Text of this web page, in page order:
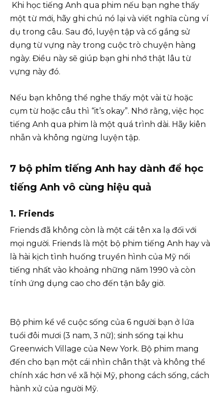
Khi học tiếng Anh qua phim nếu bạn nghe thấy
một từ mới, hãy ghi chú nó lại và viết nghĩa cùng ví
dụ trong câu. Sau đó, luyện tập và cố gắng sử
dụng từ vựng này trong cuộc trò chuyện hàng
ngày. Điều này sẽ giúp bạn ghi nhớ thật lâu từ
vựng này đó.
Nếu bạn không thể nghe thấy một vài từ hoặc
cụm từ hoặc câu thì “it’s okay”. Nhớ rằng, việc học
tiếng Anh qua phim là một quá trình dài. Hãy kiên
nhẫn và không ngừng luyện tập.
7 bộ phim tiếng Anh hay dành để học
tiếng Anh vô cùng hiệu quả
1. Friends
Friends đã không còn là một cái tên xa lạ đối với
mọi người. Friends là một bộ phim tiếng Anh hay và
là hài kịch tình huống truyền hình của Mỹ nổi
tiếng nhất vào khoảng những năm 1990 và còn
tính ứng dụng cao cho đến tận bây giờ.
Bộ phim kể về cuộc sống của 6 người bạn ở lứa
tuổi đôi mươi (3 nam, 3 nữ); sinh sống tại khu
Greenwich Village của New York. Bộ phim mang
đến cho bạn một cái nhìn chân thật và không thể
chính xác hơn về xã hội Mỹ, phong cách sống, cách
hành xử của người Mỹ.